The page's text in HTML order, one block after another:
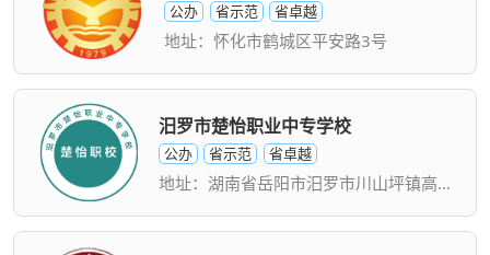
公办 省示范 省卓越
地址：怀化市鹤城区平安路3号
汨罗市楚怡职业中专学校
公办 省示范 省卓越
地址：湖南省岳阳市汨罗市川山坪镇高家坊集镇